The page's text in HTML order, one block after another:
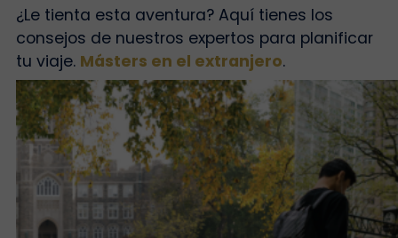
¿Le tienta esta aventura? Aquí tienes los
consejos de nuestros expertos para planificar
tu viaje. Másters en el extranjero.